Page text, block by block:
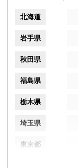
北海道
岩手県
秋田県
福島県
栃木県
埼玉県
東京都